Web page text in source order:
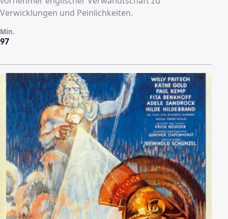
Verwicklungen und Peinlichkeiten.
97
Min.